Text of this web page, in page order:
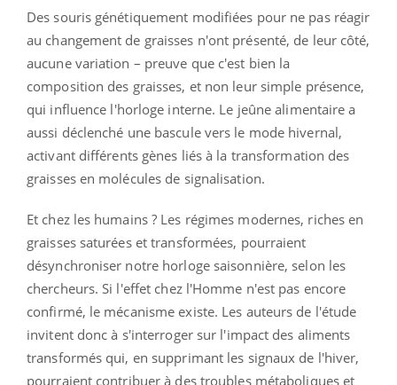
Des souris génétiquement modifiées pour ne pas réagir
au changement de graisses n'ont présenté, de leur côté,
aucune variation – preuve que c'est bien la
composition des graisses, et non leur simple présence,
qui influence l'horloge interne. Le jeûne alimentaire a
aussi déclenché une bascule vers le mode hivernal,
activant différents gènes liés à la transformation des
graisses en molécules de signalisation.
Et chez les humains ? Les régimes modernes, riches en
graisses saturées et transformées, pourraient
désynchroniser notre horloge saisonnière, selon les
chercheurs. Si l'effet chez l'Homme n'est pas encore
confirmé, le mécanisme existe. Les auteurs de l'étude
invitent donc à s'interroger sur l'impact des aliments
transformés qui, en supprimant les signaux de l'hiver,
pourraient contribuer à des troubles métaboliques et